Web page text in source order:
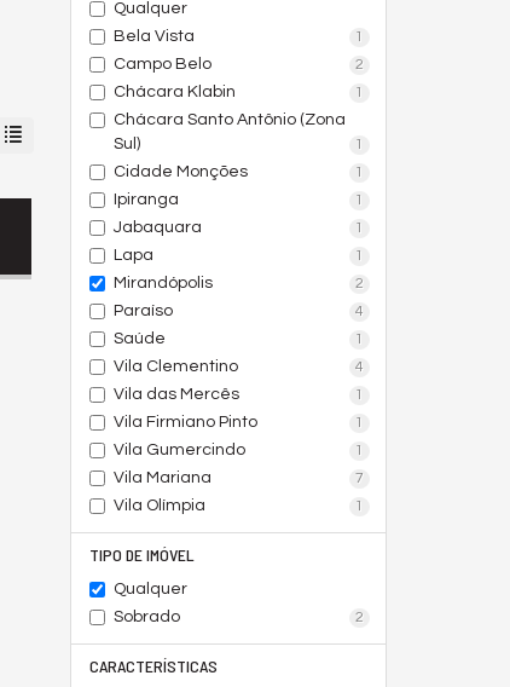
Qualquer
Bela Vista
1
Campo Belo 2
Chácara Klabin 1
Chácara Santo Antônio (Zona
Sul)
1
Cidade Monções 1
Ipiranga 1
Jabaquara 1
Lapa 1
Mirandópolis 2
Paraíso 4
Saúde 1
Vila Clementino 4
Vila das Mercês 1
Vila Firmiano Pinto 1
Vila Gumercindo 1
Vila Mariana 7
Vila Olímpia 1
TIPO DE IMÓVEL
Qualquer
Sobrado
2
CARACTERÍSTICAS